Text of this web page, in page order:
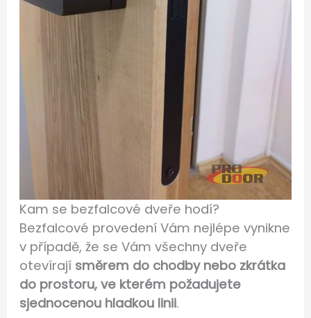
Kam se bezfalcové dveře hodí?
Bezfalcové provedení Vám nejlépe vynikne
v případě, že se Vám všechny dveře
otevírají směrem do chodby nebo zkrátka
do prostoru, ve kterém požadujete
sjednocenou hladkou linii.